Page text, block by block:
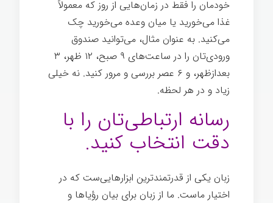
خودمان را فقط در زمان‌هایی از روز که معمولاً
غذا می‌خورید یا میان وعده می‌خورید چک
می‌کنید. به عنوان مثال، می‌توانید صندوق
ورودی‌تان را در ساعت‌های ۹ صبح، ۱۲ ظهر، ۳
بعدازظهر، و ۶ عصر بررسی و مرور کنید. نه خیلی
زیاد و در هر لحظه.
رسانه ارتباطی‌تان را با
دقت انتخاب کنید.
زبان یکی از قدرتمندترین ابزارهایی‌ست که در
اختیار ماست. ما از زبان برای بیان رؤیاها و